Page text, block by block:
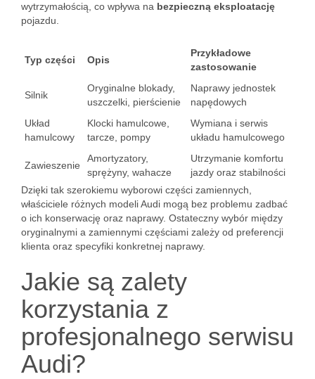
wytrzymałością, co wpływa na bezpieczną eksploatację
pojazdu.
Typ części Opis
Przykładowe
zastosowanie
Silnik
Oryginalne blokady,
uszczelki, pierścienie
Naprawy jednostek
napędowych
Układ
hamulcowy
Klocki hamulcowe,
tarcze, pompy
Wymiana i serwis
układu hamulcowego
Zawieszenie
Amortyzatory,
sprężyny, wahacze
Utrzymanie komfortu
jazdy oraz stabilności
Dzięki tak szerokiemu wyborowi części zamiennych,
właściciele różnych modeli Audi mogą bez problemu zadbać
o ich konserwację oraz naprawy. Ostateczny wybór między
oryginalnymi a zamiennymi częściami zależy od preferencji
klienta oraz specyfiki konkretnej naprawy.
Jakie są zalety
korzystania z
profesjonalnego serwisu
Audi?